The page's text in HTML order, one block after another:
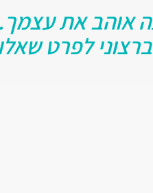
אוהב את
לפרט